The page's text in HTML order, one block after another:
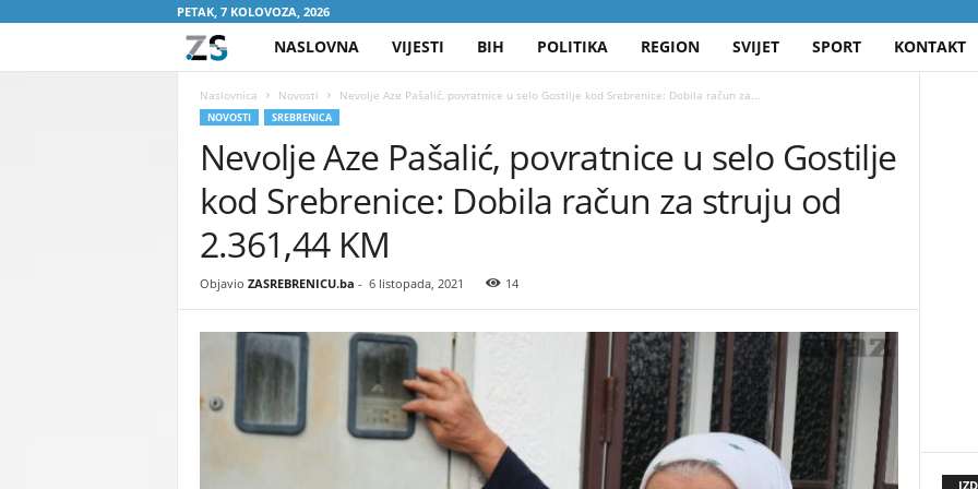
PETAK, 7 KOLOVOZA, 2026
A
E
B
R
E
N
NASLOVNA VIJESTI BIH POLITIKA REGION SVIJET SPORT KONTAKT
Naslovnica Novosti Nevolje Aze Pašalić, povratnice u selo Gostilje kod Srebrenice: Dobila račun za...
NOVOSTI SREBRENICA
Nevolje Aze Pašalić, povratnice u selo Gostilje
kod Srebrenice: Dobila račun za struju od
2.361,44 KM
Objavio ZASREBRENICU.ba - 6 listopada, 2021 14